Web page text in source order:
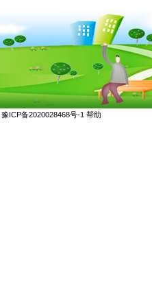
豫ICP备2020028468号-1 帮助